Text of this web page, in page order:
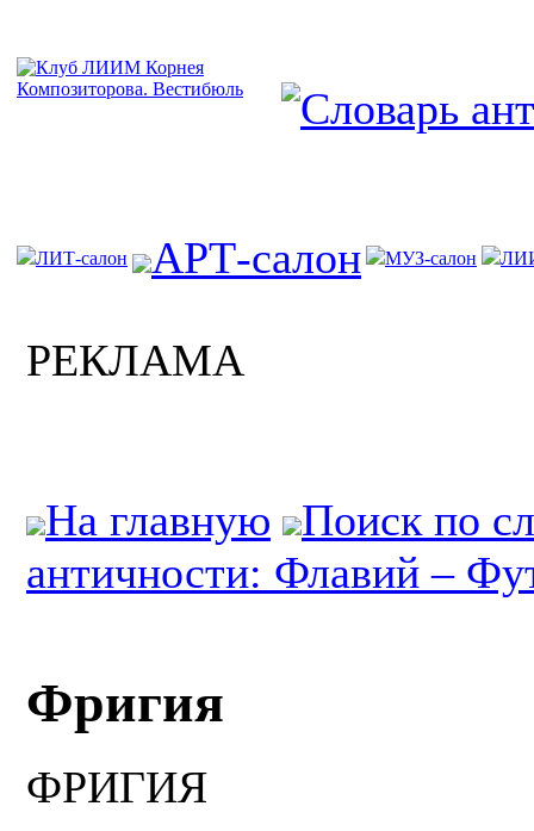
ЛИТ-салон АРТ-салон МУЗ-салон
РЕКЛАМА
На главную
Поиск по
античности: Флавий –
Фригия
ФРИГИЯ